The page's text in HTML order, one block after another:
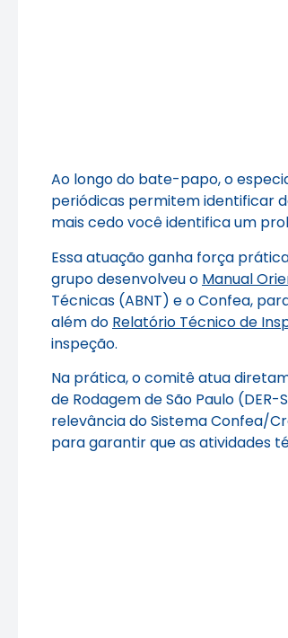
Ao longo do bate-papo, o
periódicas permitem identificar
mais cedo você identifica um
Essa atuação ganha força
grupo desenvolveu o Manual
Técnicas (ABNT) e o Confea,
além do Relatório Técnico de
inspeção.
Na prática, o comitê atua
de Rodagem de São Paulo
relevância do Sistema Confea/
para garantir que as atividades